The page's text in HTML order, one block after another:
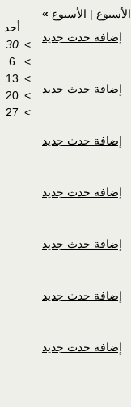
الأسبوع | الأسبوع »
إضافة حدث جديد
إضافة حدث جديد
إضافة حدث جديد
إضافة حدث جديد
إضافة حدث جديد
إضافة حدث جديد
إضافة حدث جديد
أحد
>
30
>
6
>
13
>
20
>
27